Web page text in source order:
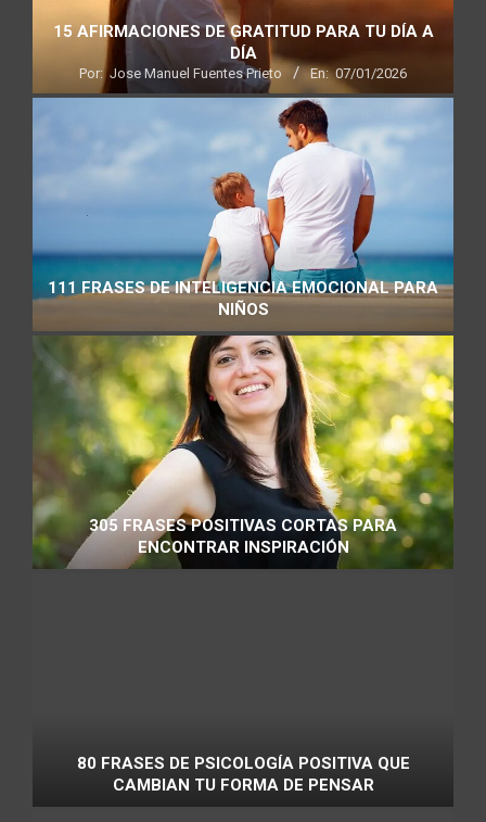
15 AFIRMACIONES DE GRATITUD PARA TU DÍA A
DÍA
Por: Jose Manuel Fuentes Prieto En: 07/01/2026
111 FRASES DE INTELIGENCIA EMOCIONAL PARA
NIÑOS
305 FRASES POSITIVAS CORTAS PARA
ENCONTRAR INSPIRACIÓN
80 FRASES DE PSICOLOGÍA POSITIVA QUE
CAMBIAN TU FORMA DE PENSAR